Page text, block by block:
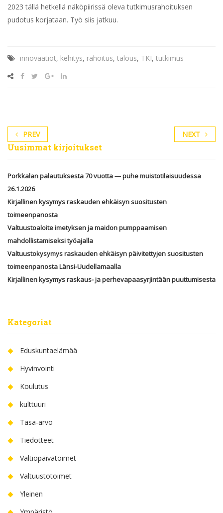
2023 tällä hetkellä näköpiirissä oleva tutkimusrahoituksen
pudotus korjataan. Työ siis jatkuu.
innovaatiot, kehitys, rahoitus, talous, TKI, tutkimus
PREV NEXT
Uusimmat kirjoitukset
Porkkalan palautuksesta 70 vuotta — puhe muistotilaisuudessa
26.1.2026
Kirjallinen kysymys raskauden ehkäisyn suositusten
toimeenpanosta
Valtuustoaloite imetyksen ja maidon pumppaamisen
mahdollistamiseksi työajalla
Valtuustokysymys raskauden ehkäisyn päivitettyjen suositusten
toimeenpanosta Länsi-Uudellamaalla
Kirjallinen kysymys raskaus- ja perhevapaasyrjintään puuttumisesta
Kategoriat
Eduskuntaelämää
Hyvinvointi
Koulutus
kulttuuri
Tasa-arvo
Tiedotteet
Valtiopäivätoimet
Valtuustotoimet
Yleinen